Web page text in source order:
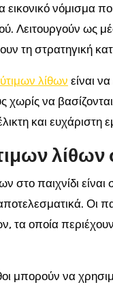
εικονικό νόμισμα
Λειτουργούν ως
τη στρατηγική
λίθων είναι
χωρίς να
και ευχάριστη
λίθων
στο παιχνίδι
Οι
οποία
μπορούν να